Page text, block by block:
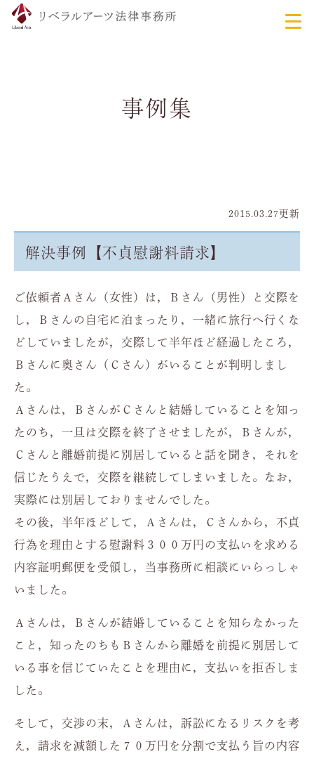
事例集
2015.03.27更新
解決事例【不貞慰謝料請求】
ご依頼者Ａさん（女性）は，Ｂさん（男性）と交際を
し，Ｂさんの自宅に泊まったり，一緒に旅行へ行くな
どしていましたが，交際して半年ほど経過したころ，
Ｂさんに奥さん（Ｃさん）がいることが判明しまし
た。
Ａさんは，ＢさんがＣさんと結婚していることを知っ
たのち，一旦は交際を終了させましたが，Ｂさんが，
Ｃさんと離婚前提に別居していると話を聞き，それを
信じたうえで，交際を継続してしまいました。なお，
実際には別居しておりませんでした。
その後，半年ほどして，Ａさんは，Ｃさんから，不貞
行為を理由とする慰謝料３００万円の支払いを求める
内容証明郵便を受領し，当事務所に相談にいらっしゃ
いました。
Ａさんは，Ｂさんが結婚していることを知らなかった
こと，知ったのちもＢさんから離婚を前提に別居して
いる事を信じていたことを理由に，支払いを拒否しま
した。
そして，交渉の末，Ａさんは，訴訟になるリスクを考
え，請求を減額した７０万円を分割で支払う旨の内容